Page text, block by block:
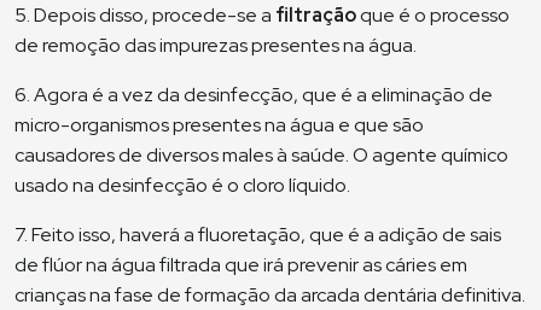
5. Depois disso, procede-se a filtraçãoque é o processo
de remoção das impurezas presentes na água.
6. Agora é a vez da desinfecção, que é a eliminação de
micro-organismos presentes na água e que são
causadores de diversos males à saúde. O agente químico
usado na desinfecção é o cloro líquido.
7. Feito isso, haverá a fluoretação, que é a adição de sais
de flúor na água filtrada que irá prevenir as cáries em
crianças na fase de formação da arcada dentária definitiva.